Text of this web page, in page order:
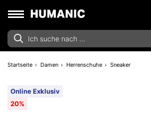
Startseite Damen Herrenschuhe Sneaker
Online Exklusiv
20%